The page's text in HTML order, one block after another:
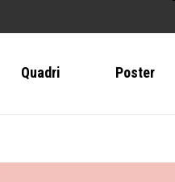
Quadri Poster